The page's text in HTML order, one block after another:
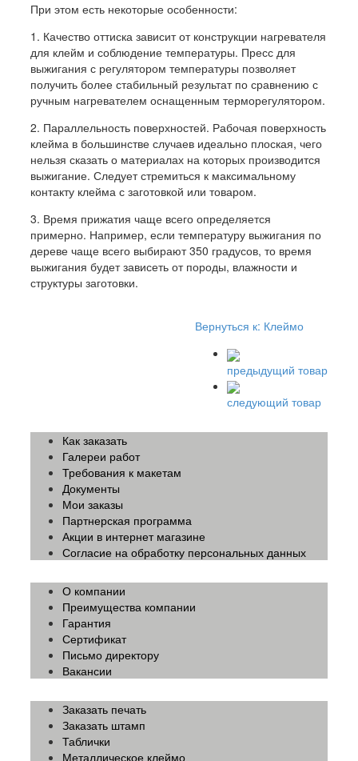
При этом есть некоторые особенности:
1. Качество оттиска зависит от конструкции нагревателя
для клейм и соблюдение температуры. Пресс для
выжигания с регулятором температуры позволяет
получить более стабильный результат по сравнению с
ручным нагревателем оснащенным терморегулятором.
2. Параллельность поверхностей. Рабочая поверхность
клейма в большинстве случаев идеально плоская, чего
нельзя сказать о материалах на которых производится
выжигание. Следует стремиться к максимальному
контакту клейма с заготовкой или товаром.
3. Время прижатия чаще всего определяется
примерно. Например, если температуру выжигания по
дереве чаще всего выбирают 350 градусов, то время
выжигания будет зависеть от породы, влажности и
структуры заготовки.
Вернуться к: Клеймо
предыдущий товар
следующий товар
Как заказать
Галереи работ
Требования к макетам
Документы
Мои заказы
Партнерская программа
Акции в интернет магазине
Согласие на обработку персональных данных
О компании
Преимущества компании
Гарантия
Сертификат
Письмо директору
Вакансии
Заказать печать
Заказать штамп
Таблички
Металлическое клеймо